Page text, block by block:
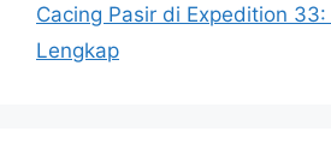
Cacing Pasir di Expedition
Lengkap